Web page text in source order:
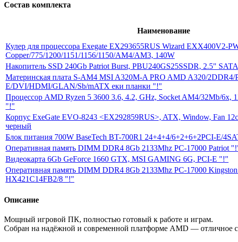
Состав комплекта
Наименование
Кулер для процессора Exegate EX293655RUS Wizard EXX400V2-
Copper/775/1200/1151/1156/1150/AM4/AM3, 140W
Накопитель SSD 240Gb Patriot Burst, PBU240GS25SSDR, 2.5"
Материнская плата S-AM4 MSI A320M-A PRO AMD A320/2DDR4/
E/DVI/HDMI/GLAN/Sb/mATX еки планки "!"
Процессор AMD Ryzen 5 3600 3.6, 4.2, GHz, Socket AM4/32Mb/6x,
"!"
Корпус ExeGate EVO-8243 <EX292859RUS>, ATX, Window, Fan
черный
Блок питания 700W BaseTech BT-700R1 24+4+4/6+2+6+2PCI-E/
Оперативная память DIMM DDR4 8Gb 2133Mhz PC-17000 Patriot
Видеокарта 6Gb GeForce 1660 GTX, MSI GAMING 6G, PCI-E "!"
Оперативная память DIMM DDR4 8Gb 2133Mhz PC-17000
HX421C14FB2/8 "!"
Описание
Мощный игровой ПК, полностью готовый к работе и играм.
Собран на надёжной и современной платформе AMD — отличное